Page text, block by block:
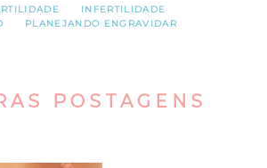
INFERTILIDADE
PLANEJANDO ENGRAVIDAR
POSTAGENS